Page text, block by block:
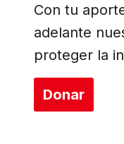
Con tu
adelante
proteger la
Donar